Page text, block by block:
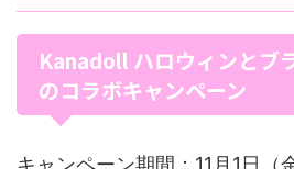
Kanadoll ハロウィンとブ
のコラボキャンペーン
キャンペーン期間：11月1日（